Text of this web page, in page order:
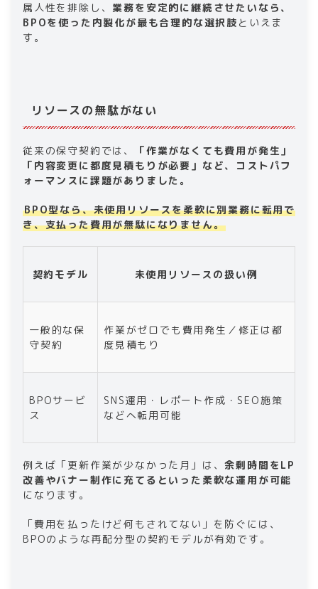
属人性を排除し、 業務を安定的に継続させたいなら、
BPOを使った内製化が最も合理的な選択肢 といえま
す。
リソースの無駄がない
従来の保守契約では、
「作業がなくても費用が発生」
「内容変更に都度見積もりが必要」など、コストパフ
ォーマンスに課題がありました。
BPO型なら、未使用リソースを柔軟に別業務に転用で
き、支払った費用が無駄になりません。
契約モデル 未使用リソースの扱い例
一般的な保
守契約
作業がゼロでも費用発生／修正は都
度見積もり
BPOサービ
ス
SNS運用・レポート作成・SEO施策
などへ転用可能
例えば「更新作業が少なかった月」は、余剰時間をLP
改善やバナー制作に充てるといった柔軟な運用が可能
になります。
「費用を払ったけど何もされてない」を防ぐには、
BPOのような再配分型の契約モデルが有効です。